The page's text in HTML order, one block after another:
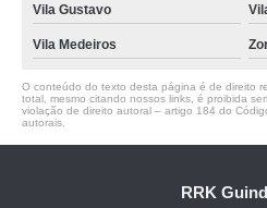
Vila Gustavo
Vila Medeiros
O conteúdo do texto desta página é de direito
total, mesmo citando nossos links, é proibida
violação de direito autoral – artigo 184 do
autorais.
RRK